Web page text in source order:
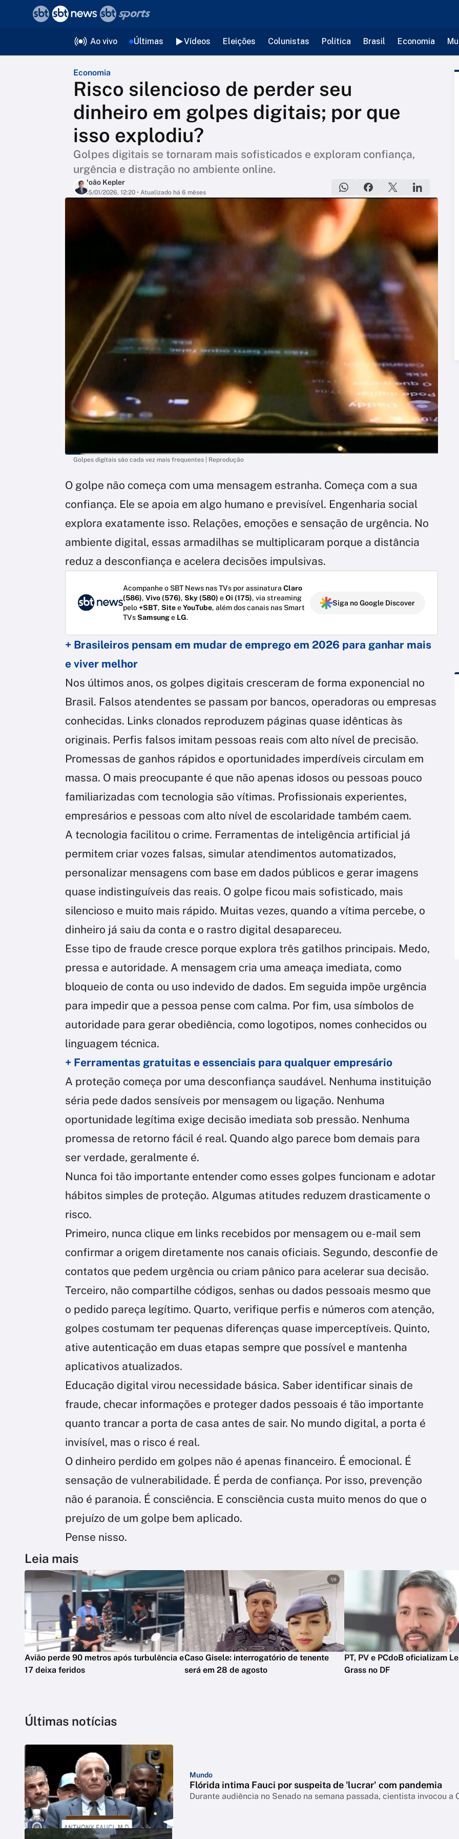
Ao vivo Últimas Vídeos Eleições Colunistas Política Brasil Economia
Economia
Risco silencioso de perder seu
dinheiro em golpes digitais; por que
isso explodiu?
Golpes digitais se tornaram mais sofisticados e exploram confiança,
urgência e distração no ambiente online.
João Kepler
15/01/2026, 12:20 • Atualizado há 6 mêses
Golpes digitais são cada vez mais frequentes | Reprodução
O golpe não começa com uma mensagem estranha. Começa com a sua
confiança. Ele se apoia em algo humano e previsível. Engenharia social
explora exatamente isso. Relações, emoções e sensação de urgência. No
ambiente digital, essas armadilhas se multiplicaram porque a distância
reduz a desconfiança e acelera decisões impulsivas.
Acompanhe o SBT News nas TVs por assinatura Claro
(586), Vivo (576), Sky (580) eOi (175), via streaming
pelo+SBT, SiteeYouTube, além dos canais nas Smart
TVsSamsunge LG.
Siga no Google Discover
+ Brasileiros pensam em mudar de emprego em 2026 para ganhar mais
e viver melhor
Nos últimos anos, os golpes digitais cresceram de forma exponencial no
Brasil. Falsos atendentes se passam por bancos, operadoras ou empresas
conhecidas. Links clonados reproduzem páginas quase idênticas às
originais. Perfis falsos imitam pessoas reais com alto nível de precisão.
Promessas de ganhos rápidos e oportunidades imperdíveis circulam em
massa. O mais preocupante é que não apenas idosos ou pessoas pouco
familiarizadas com tecnologia são vítimas. Profissionais experientes,
empresários e pessoas com alto nível de escolaridade também caem.
A tecnologia facilitou o crime. Ferramentas de inteligência artificial já
permitem criar vozes falsas, simular atendimentos automatizados,
personalizar mensagens com base em dados públicos e gerar imagens
quase indistinguíveis das reais. O golpe ficou mais sofisticado, mais
silencioso e muito mais rápido. Muitas vezes, quando a vítima percebe, o
dinheiro já saiu da conta e o rastro digital desapareceu.
Esse tipo de fraude cresce porque explora três gatilhos principais. Medo,
pressa e autoridade. A mensagem cria uma ameaça imediata, como
bloqueio de conta ou uso indevido de dados. Em seguida impõe urgência
para impedir que a pessoa pense com calma. Por fim, usa símbolos de
autoridade para gerar obediência, como logotipos, nomes conhecidos ou
linguagem técnica.
+ Ferramentas gratuitas e essenciais para qualquer empresário
A proteção começa por uma desconfiança saudável. Nenhuma instituição
séria pede dados sensíveis por mensagem ou ligação. Nenhuma
oportunidade legítima exige decisão imediata sob pressão. Nenhuma
promessa de retorno fácil é real. Quando algo parece bom demais para
ser verdade, geralmente é.
Nunca foi tão importante entender como esses golpes funcionam e adotar
hábitos simples de proteção. Algumas atitudes reduzem drasticamente o
risco.
Primeiro, nunca clique em links recebidos por mensagem ou e-mail sem
confirmar a origem diretamente nos canais oficiais. Segundo, desconfie de
contatos que pedem urgência ou criam pânico para acelerar sua decisão.
Terceiro, não compartilhe códigos, senhas ou dados pessoais mesmo que
o pedido pareça legítimo. Quarto, verifique perfis e números com atenção,
golpes costumam ter pequenas diferenças quase imperceptíveis. Quinto,
ative autenticação em duas etapas sempre que possível e mantenha
aplicativos atualizados.
Educação digital virou necessidade básica. Saber identificar sinais de
fraude, checar informações e proteger dados pessoais é tão importante
quanto trancar a porta de casa antes de sair. No mundo digital, a porta é
invisível, mas o risco é real.
O dinheiro perdido em golpes não é apenas financeiro. É emocional. É
sensação de vulnerabilidade. É perda de confiança. Por isso, prevenção
não é paranoia. É consciência. E consciência custa muito menos do que o
prejuízo de um golpe bem aplicado.
Pense nisso.
Leia mais
Avião perde 90 metros após turbulência e
17 deixa feridos
Caso Gisele: interrogatório de tenente
será em 28 de agosto
PT, PV e PCdoB oficializam
Grass no DF
Últimas notícias
Mundo
Flórida intima Fauci por suspeita de 'lucrar' com pandemia
Durante audiência no Senado na semana passada, cientista invocou
voltar
Editorias